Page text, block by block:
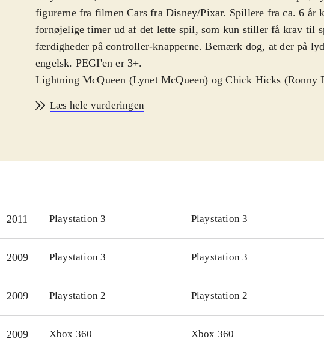
figurerne fra filmen Cars fra Disney/Pixar. Spillere fra ca. 6 år
fornøjelige timer ud af det lette spil, som kun stiller få krav til
færdigheder på controller-knapperne. Bemærk dog, at der på
engelsk. PEGI'en er 3+.
Lightning McQueen (Lynet McQueen) og Chick Hicks (Ronny
bedste og vil snyde for at vinde. Lynet McQueen satser på
for at få frigjort nye racerløb. Gameplay er for begge
udskridningsfunktion. Der kan spilles two-player, og der er
loadninger på begge konsoller
controlleren giver brede udskridninger, og større vip giver
Cars - Race-O-Rama er et nemt racerspil til de helt unge
PS3 udnyttes den særlige "SIXAXIS"-funktion på controlleren
bilernes udskridningsmuligheder. Two-player mulighed og lange
Læs hele vurderingen
2011 Playstation 3 Playstation 3
2009 Playstation 3 Playstation 3
2009 Playstation 2 Playstation 2
2009 Xbox 360 Xbox 360